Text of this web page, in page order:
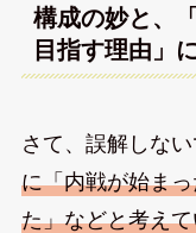
構成の妙と、
目指す理由」
さて、誤解しな
に「内戦が始ま
た」などと考え